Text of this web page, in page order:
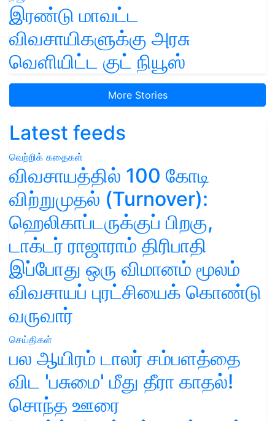
இரண்டு மாவட்ட
விவசாயிகளுக்கு அரசு
வெளியிட்ட குட் நியூஸ்
More Stories
Latest feeds
வெற்றிக் கதைகள்
விவசாயத்தில் 100 கோடி
விற்றுமுதல் (Turnover):
ஹெலிகாப்டருக்குப் பிறகு,
டாக்டர் ராஜாராம் திரிபாதி
இப்போது ஒரு விமானம் மூலம்
விவசாயப் புரட்சியைக் கொண்டு
வருவார்
செய்திகள்
பல ஆயிரம் டாலர் சம்பளத்தை
விட 'பசுமை' மீது தீரா காதல்!
சொந்த ஊரை